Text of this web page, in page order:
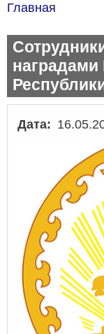
Главная
наградами
Дата